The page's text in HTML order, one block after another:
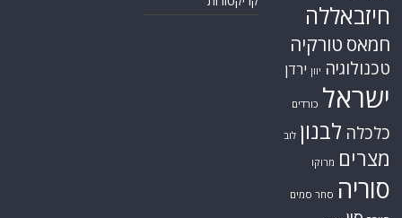
חיזבאללה
חמאס טורקיה
טכנולוגיה יוון ירדן
ישראל כורדים
כלכלה לבנון לוב
מצרים מרוקו
סוריה סחר סמים